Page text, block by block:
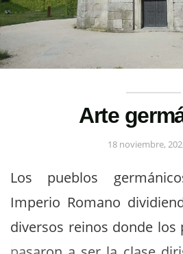
Arte
18 noviembre,
Los pueblos
Imperio Romano
diversos reinos donde los